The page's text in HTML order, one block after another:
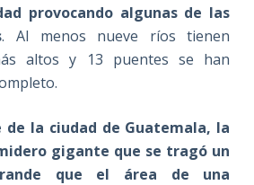
provocando algunas de las
. Al menos nueve ríos tienen
altos y 13 puentes se han
la ciudad de Guatemala, la
gigante que se tragó un
que el área de una